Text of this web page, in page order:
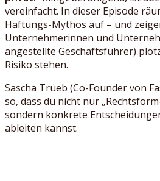
vereinfacht. In dieser Episode
Haftungs-Mythos auf – und
Unternehmerinnen und
angestellte Geschäftsführer)
Risiko stehen.
Sascha Trüeb (Co-Founder von
so, dass du nicht nur
sondern konkrete
ableiten kannst.